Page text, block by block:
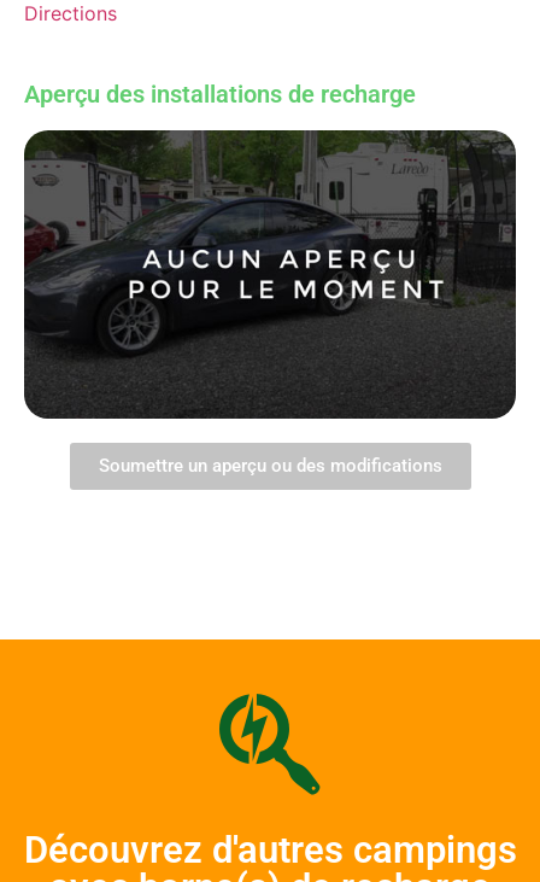
Directions
Aperçu des installations de recharge
Soumettre un aperçu ou des modifications
Découvrez d'autres campings